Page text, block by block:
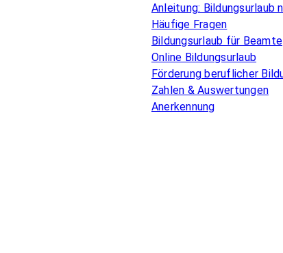
Anleitung: Bildungsurlaub
Häufige Fragen
Bildungsurlaub für Beamte
Online Bildungsurlaub
Förderung beruflicher
Zahlen & Auswertungen
Anerkennung